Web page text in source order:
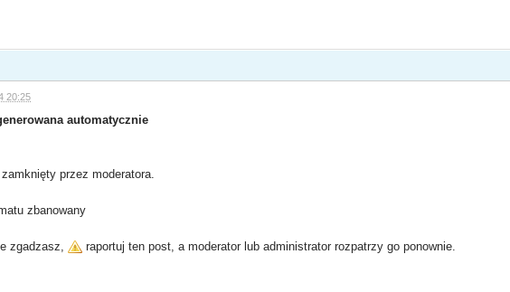
20:25
automatycznie
przez moderatora.
zbanowany
zgadzasz, raportuj ten post, a moderator lub administrator rozpatrzy go ponownie.